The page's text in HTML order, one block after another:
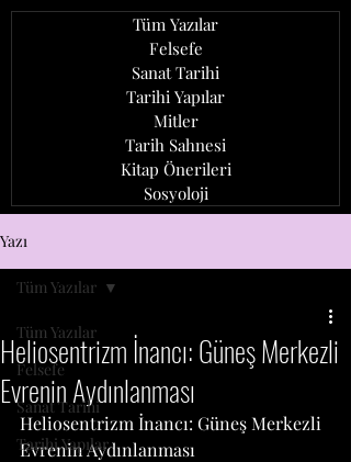
Tüm Yazılar
Felsefe
Sanat Tarihi
Tarihi Yapılar
Mitler
Tarih Sahnesi
Kitap Önerileri
Sosyoloji
Yazı
Tüm Yazılar
Felsefe
Sanat Tarihi
Tarihi Yapılar
Tüm Yazılar
Heliosentrizm İnancı: Güneş Merkezli
Evrenin Aydınlanması
Heliosentrizm İnancı: Güneş Merkezli
Evrenin Aydınlanması